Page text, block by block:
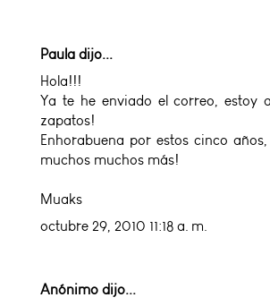
Paula dijo...
Hola!!!
Ya te he enviado el correo, estoy
zapatos!
Enhorabuena por estos cinco
muchos muchos más!
Muaks
octubre 29, 2010 11:18 a. m.
Anónimo dijo...